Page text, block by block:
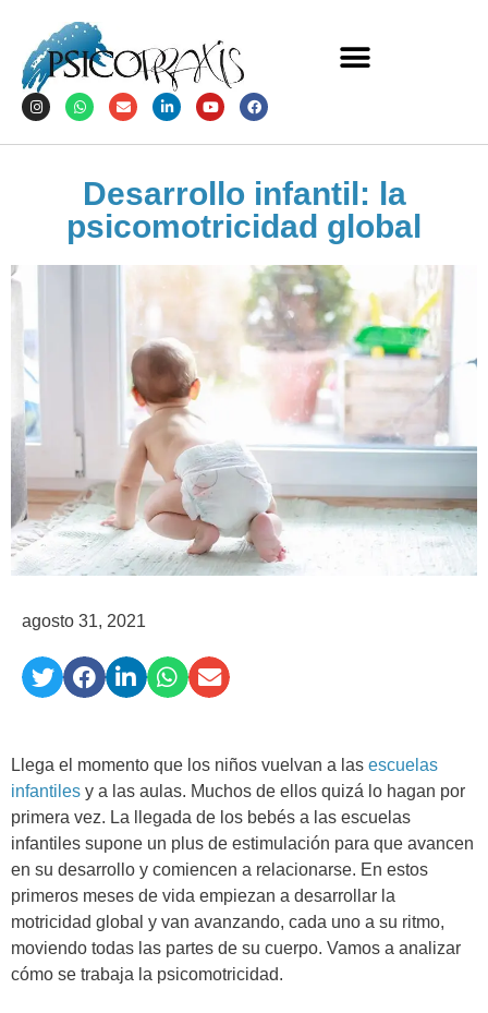
Desarrollo infantil: la
psicomotricidad global
agosto 31, 2021
Llega el momento que los niños vuelvan a las escuelas
infantiles y a las aulas. Muchos de ellos quizá lo hagan por
primera vez. La llegada de los bebés a las escuelas
infantiles supone un plus de estimulación para que avancen
en su desarrollo y comiencen a relacionarse. En estos
primeros meses de vida empiezan a desarrollar la
motricidad global y van avanzando, cada uno a su ritmo,
moviendo todas las partes de su cuerpo. Vamos a analizar
cómo se trabaja la psicomotricidad.